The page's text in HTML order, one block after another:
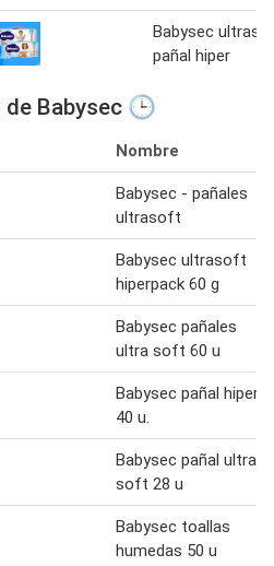
Babysec
pañal hiper
Babysec 🕒
Nombre
Babysec - pañales
ultrasoft
Babysec ultrasoft
hiperpack 60 g
Babysec pañales
ultra soft 60 u
Babysec pañal hiper
40 u.
Babysec pañal ultra
soft 28 u
Babysec toallas
humedas 50 u